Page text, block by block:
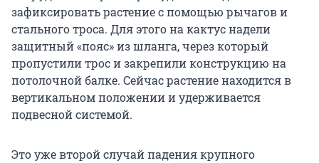
зафиксировать растение с помощью рычагов и
стального троса. Для этого на кактус надели
защитный «пояс» из шланга, через который
пропустили трос и закрепили конструкцию на
потолочной балке. Сейчас растение находится в
вертикальном положении и удерживается
подвесной системой.
Это уже второй случай падения крупного